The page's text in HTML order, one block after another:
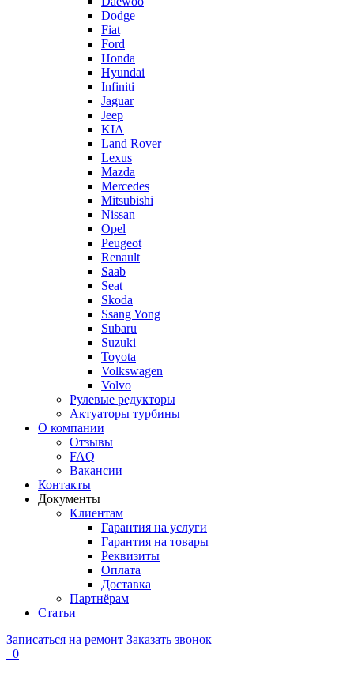
Dodge
Fiat
Ford
Honda
Hyundai
Infiniti
Jaguar
Jeep
KIA
Land Rover
Lexus
Mazda
Mercedes
Mitsubishi
Nissan
Opel
Peugeot
Renault
Saab
Seat
Skoda
Ssang Yong
Subaru
Suzuki
Toyota
Volkswagen
Volvo
Рулевые редукторы
Актуаторы турбины
О компании
Отзывы
FAQ
Вакансии
Контакты
Документы
Клиентам
Гарантия на услуги
Гарантия на товары
Реквизиты
Оплата
Доставка
Партнёрам
Статьи
Записаться на ремонт Заказать звонок
0